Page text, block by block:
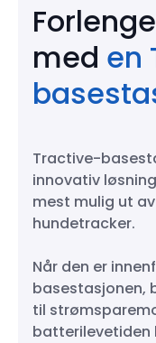
med en
Tractive-
innovativ
mest mulig ut
hundetracker.
Når den er
basestasjonen,
til
batterilevetiden